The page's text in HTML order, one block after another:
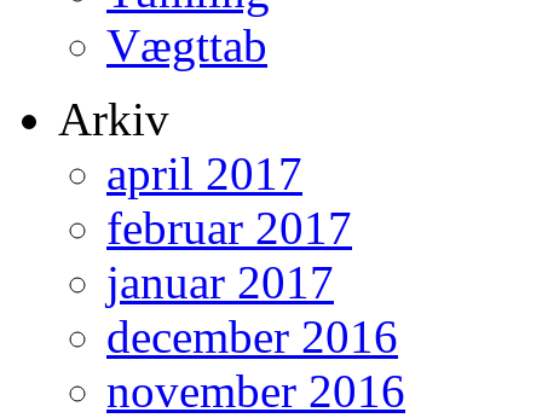
Vægttab
Arkiv
april 2017
februar 2017
januar 2017
december 2016
november 2016